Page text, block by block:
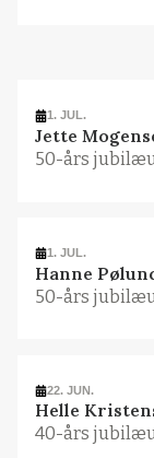
1. JUL.
Jette
50-års
1. JUL.
Hanne
50-års
22. JUN.
Helle
40-års